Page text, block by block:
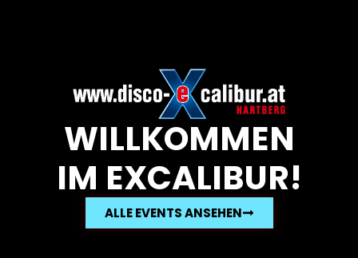
WILLKOMMEN
IM EXCALIBUR!
ALLE EVENTS ANSEHEN